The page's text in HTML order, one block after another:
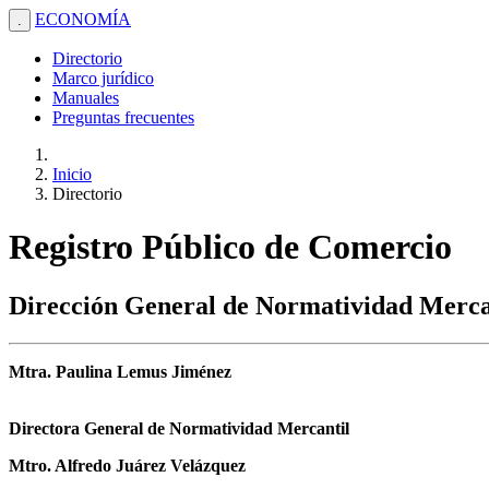
. ECONOMÍA
Directorio
Marco jurídico
Manuales
Preguntas frecuentes
Inicio
Directorio
Registro Público de Comercio
Dirección General de Normatividad
Mtra. Paulina Lemus Jiménez
Directora General de Normatividad Mercantil
Mtro. Alfredo Juárez Velázquez